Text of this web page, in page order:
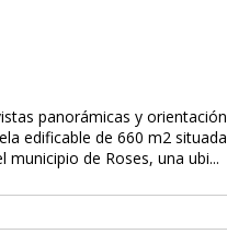
panorámicas y orientación
edificable de 660 m2 situada
de Roses, una ubi...